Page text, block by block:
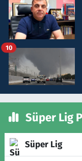
10
Süper Lig
Süper Lig